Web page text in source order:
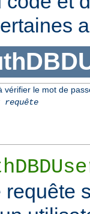
vérifier le mot de
requête